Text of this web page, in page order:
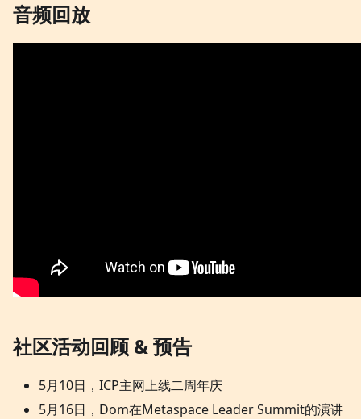
音频回放
社区活动回顾 & 预告
5月10日，ICP主网上线二周年庆
5月16日，Dom在Metaspace Leader Summit的演讲